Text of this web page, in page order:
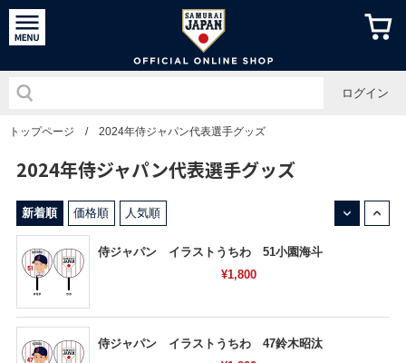
侍ジャパ
ログイン
トップページ / 2024年侍ジャパン代表選手グッズ
2024年侍ジャパン代表選手グッズ
新着順 価格順 人気順
侍ジャパン イラストうちわ 51小園海斗
¥1,800
侍ジャパン イラストうちわ 47鈴木昭汰